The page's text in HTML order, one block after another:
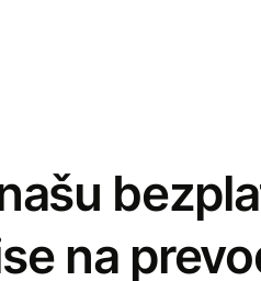
na